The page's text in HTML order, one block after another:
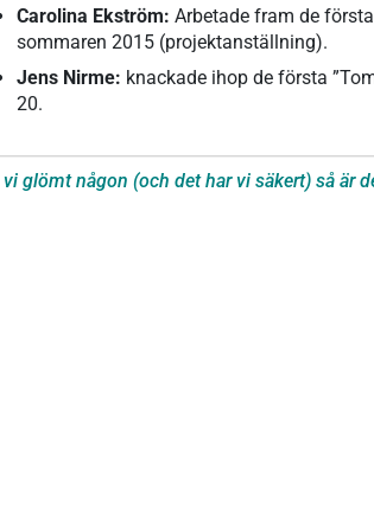
Carolina Ekström: Arbetade fram de
sommaren 2015 (projektanställning).
Jens Nirme: knackade ihop de första
20.
glömt någon (och det har vi säkert) så är